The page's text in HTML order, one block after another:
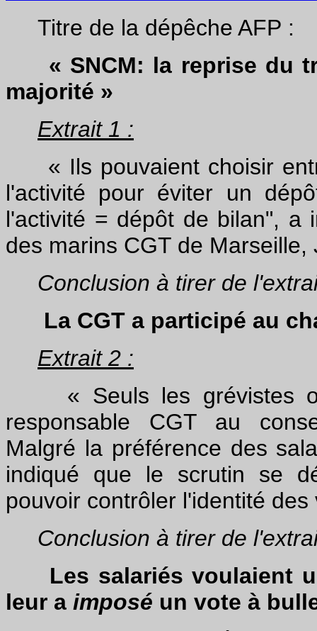
Titre de la dépêche AFP :
« SNCM: la reprise du
majorité »
Extrait 1 :
« Ils pouvaient choisir
l'activité pour éviter un
l'activité = dépôt de bilan", a
des marins CGT de Marseille,
Conclusion à tirer de
La CGT a participé au
Extrait 2 :
« Seuls les grévistes
responsable CGT au
Malgré la préférence des
indiqué que le scrutin se
pouvoir contrôler l'identité des
Conclusion à tirer de
Les salariés voulaient
leur a imposé un vote à